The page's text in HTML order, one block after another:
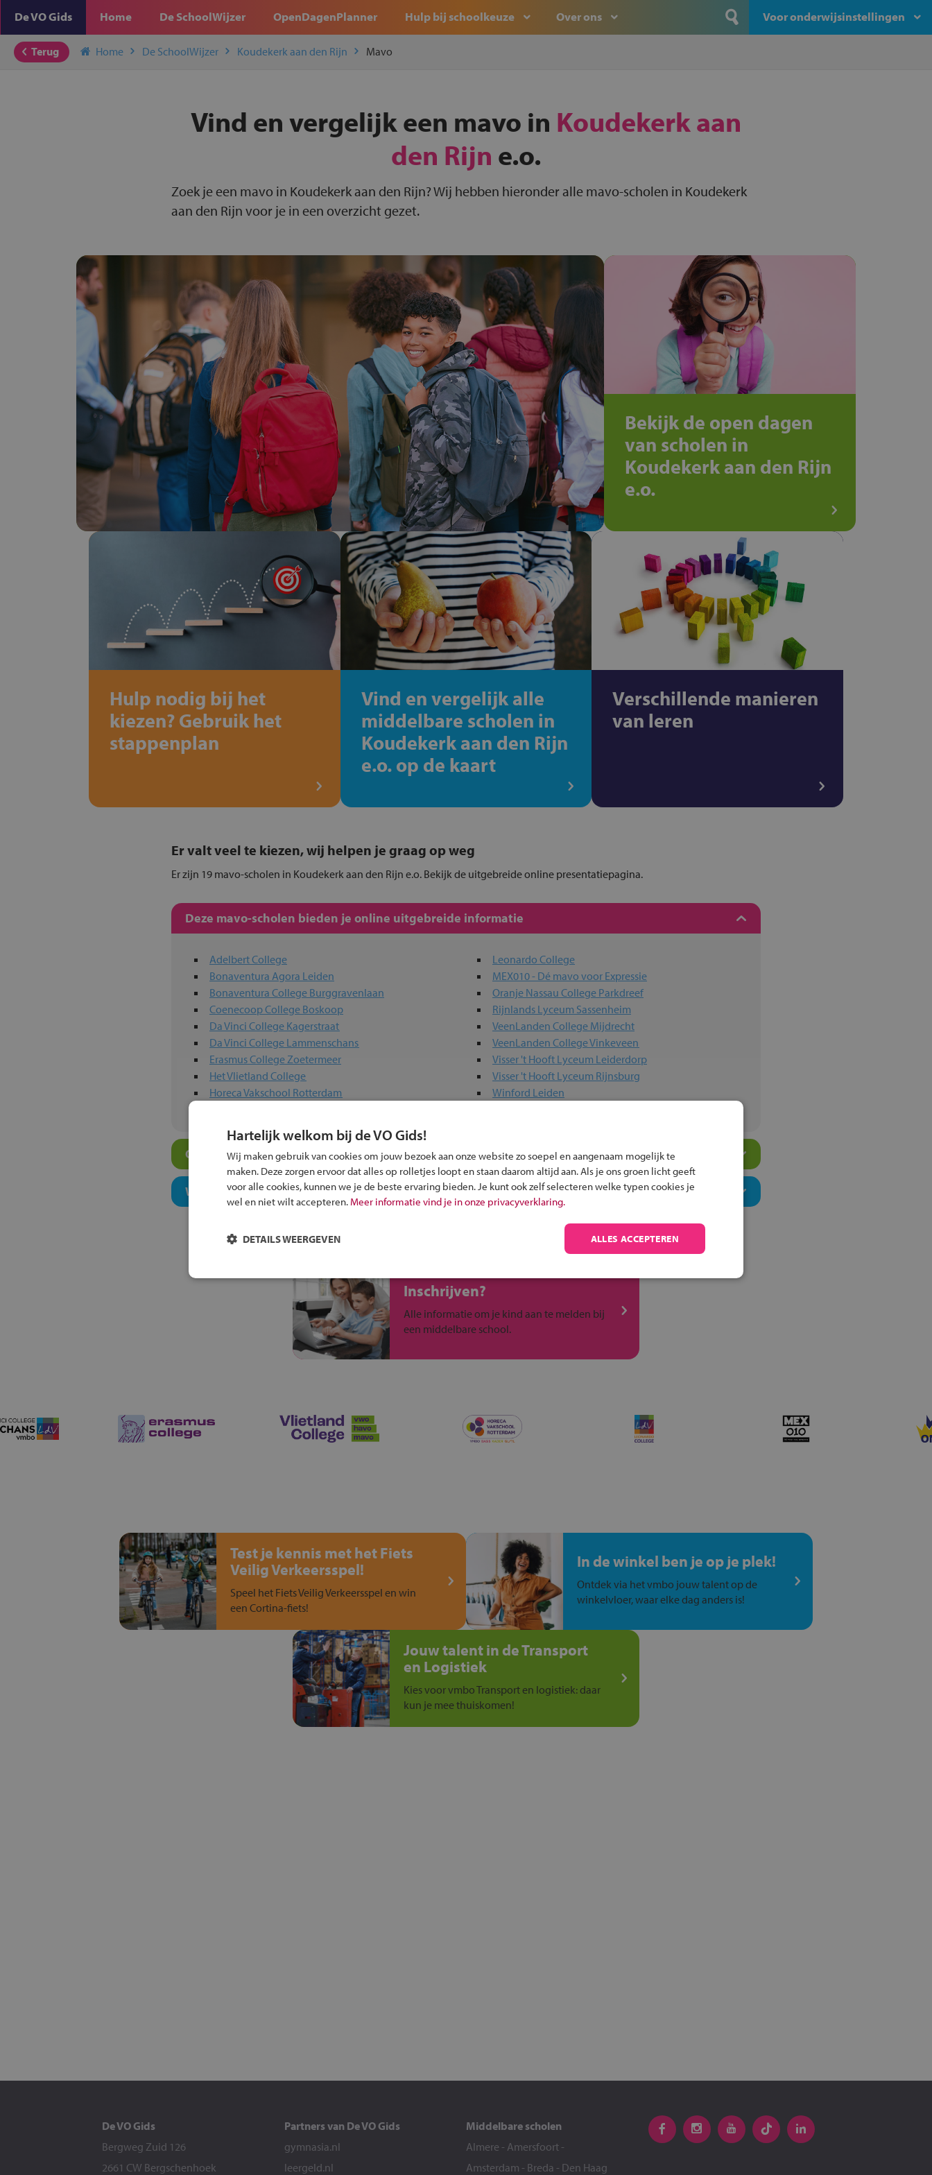
De VO Gids Home De SchoolWijzer OpenDagenPlanner Hulp bij schoolkeuze Over ons Voor onderwijsinstellingen
Terug Home De SchoolWijzer Koudekerk aan den Rijn Mavo
Vind en vergelijk een mavo in Koudekerk aan
den Rijn e.o.
Zoek je een mavo in Koudekerk aan den Rijn? Wij hebben hieronder alle mavo-scholen in Koudekerk
aan den Rijn voor je in een overzicht gezet.
Bekijk de open dagen
van scholen in
Koudekerk aan den Rijn
e.o.
Hulp nodig bij het
kiezen? Gebruik het
stappenplan
Vind en vergelijk alle
middelbare scholen in
Koudekerk aan den Rijn
e.o. op de kaart
Verschillende manieren
van leren
Er valt veel te kiezen, wij helpen je graag op weg
Er zijn 19 mavo-scholen in Koudekerk aan den Rijn e.o. Bekijk de uitgebreide online presentatiepagina.
Deze mavo-scholen bieden je online uitgebreide informatie
Adelbert College
Bonaventura Agora Leiden
Bonaventura College Burggravenlaan
Coenecoop College Boskoop
Da Vinci College Kagerstraat
Da Vinci College Lammenschans
Erasmus College Zoetermeer
Het Vlietland College
Horeca Vakschool Rotterdam
Leonardo College
MEX010 - Dé mavo voor Expressie
Oranje Nassau College Parkdreef
Rijnlands Lyceum Sassenheim
VeenLanden College Mijdrecht
VeenLanden College Vinkeveen
Visser 't Hooft Lyceum Leiderdorp
Visser 't Hooft Lyceum Rijnsburg
Winford Leiden
Overige mavo-scholen in jouw regio
Welk onderwijsconcept past bij jou?
Inschrijven?
Alle informatie om je kind aan te melden bij
een middelbare school.
Test je kennis met het Fiets
Veilig Verkeersspel!
Speel het Fiets Veilig Verkeersspel en win
een Cortina-fiets!
In de winkel ben je op je plek!
Ontdek via het vmbo jouw talent op de
winkelvloer, waar elke dag anders is!
Jouw talent in de Transport
en Logistiek
Kies voor vmbo Transport en logistiek: daar
kun je mee thuiskomen!
De VO Gids
Bergweg Zuid 126
2661 CW Bergschenhoek
Partners van De VO Gids
gymnasia.nl
leergeld.nl
Middelbare scholen
Almere - Amersfoort -
Amsterdam - Breda - Den Haag
Hartelijk welkom bij de VO Gids!
Wij maken gebruik van cookies om jouw bezoek aan onze website zo soepel en aangenaam mogelijk te
maken. Deze zorgen ervoor dat alles op rolletjes loopt en staan daarom altijd aan. Als je ons groen licht geeft
voor alle cookies, kunnen we je de beste ervaring bieden. Je kunt ook zelf selecteren welke typen cookies je
wel en niet wilt accepteren. Meer informatie vind je in onze privacyverklaring.
ALLES ACCEPTEREN
DETAILS WEERGEVEN